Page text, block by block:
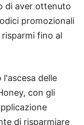
di aver ottenuto
promozionali
fino al
delle
con gli
di risparmiare